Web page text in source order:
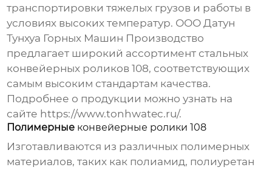
транспортировки тяжелых грузов и работы в
условиях высоких температур. ООО Датун
Тунхуа Горных Машин Производство
предлагает широкий ассортимент стальных
конвейерных роликов 108, соответствующих
самым высоким стандартам качества.
Подробнее о продукции можно узнать на
сайте https://www.tonhwatec.ru/.
Полимерные конвейерные ролики 108
Изготавливаются из различных полимерных
материалов, таких как полиамид, полиуретан